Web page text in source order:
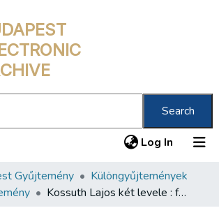
Search
Log In (current)
Collections
Gyűjtemény
Különgyűjtemények
Kossuth Lajos két levele : felelet sokaknak